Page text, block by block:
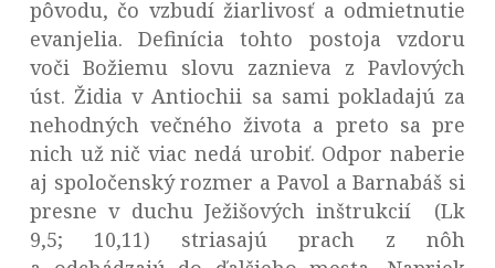
pôvodu, čo vzbudí žiarlivosť a odmietnutie
evanjelia. Definícia tohto postoja vzdoru
voči Božiemu slovu zaznieva z Pavlových
úst. Židia v Antiochii sa sami pokladajú za
nehodných večného života a preto sa pre
nich už nič viac nedá urobiť. Odpor naberie
aj spoločenský rozmer a Pavol a Barnabáš si
presne v duchu Ježišových inštrukcií (Lk
9,5; 10,11) striasajú prach z nôh